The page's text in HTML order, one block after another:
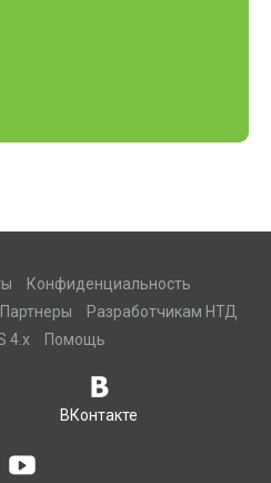
Конфиденциальность
Партнеры
Разработчикам НТД
4.x
Помощь
ВКонтакте